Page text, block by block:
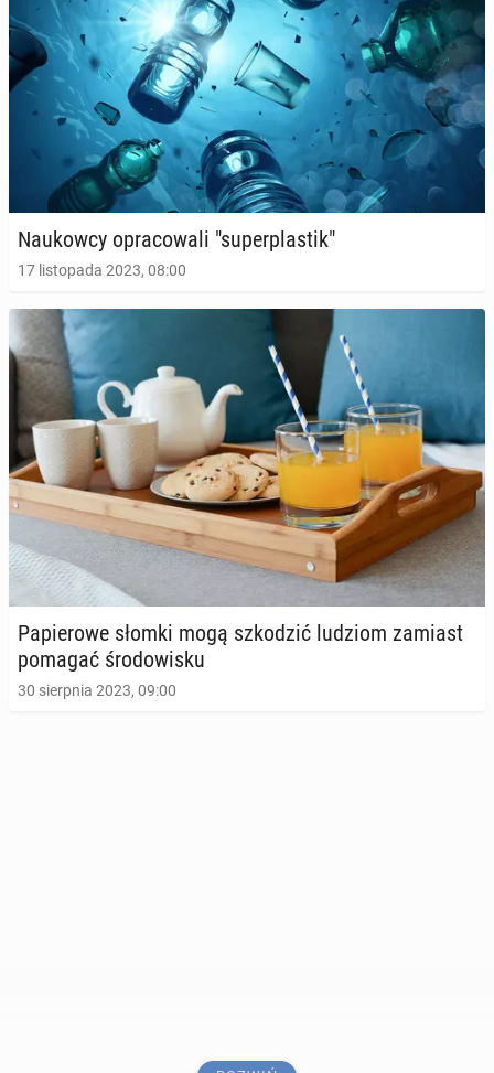
Na­ukow­cy opra­co­wa­li "su­per­pla­stik"
17 listopada 2023, 08:00
Pa­pie­ro­we słomki mogą szko­dzić ludziom zamiast
pomagać śro­do­wi­sku
30 sierpnia 2023, 09:00